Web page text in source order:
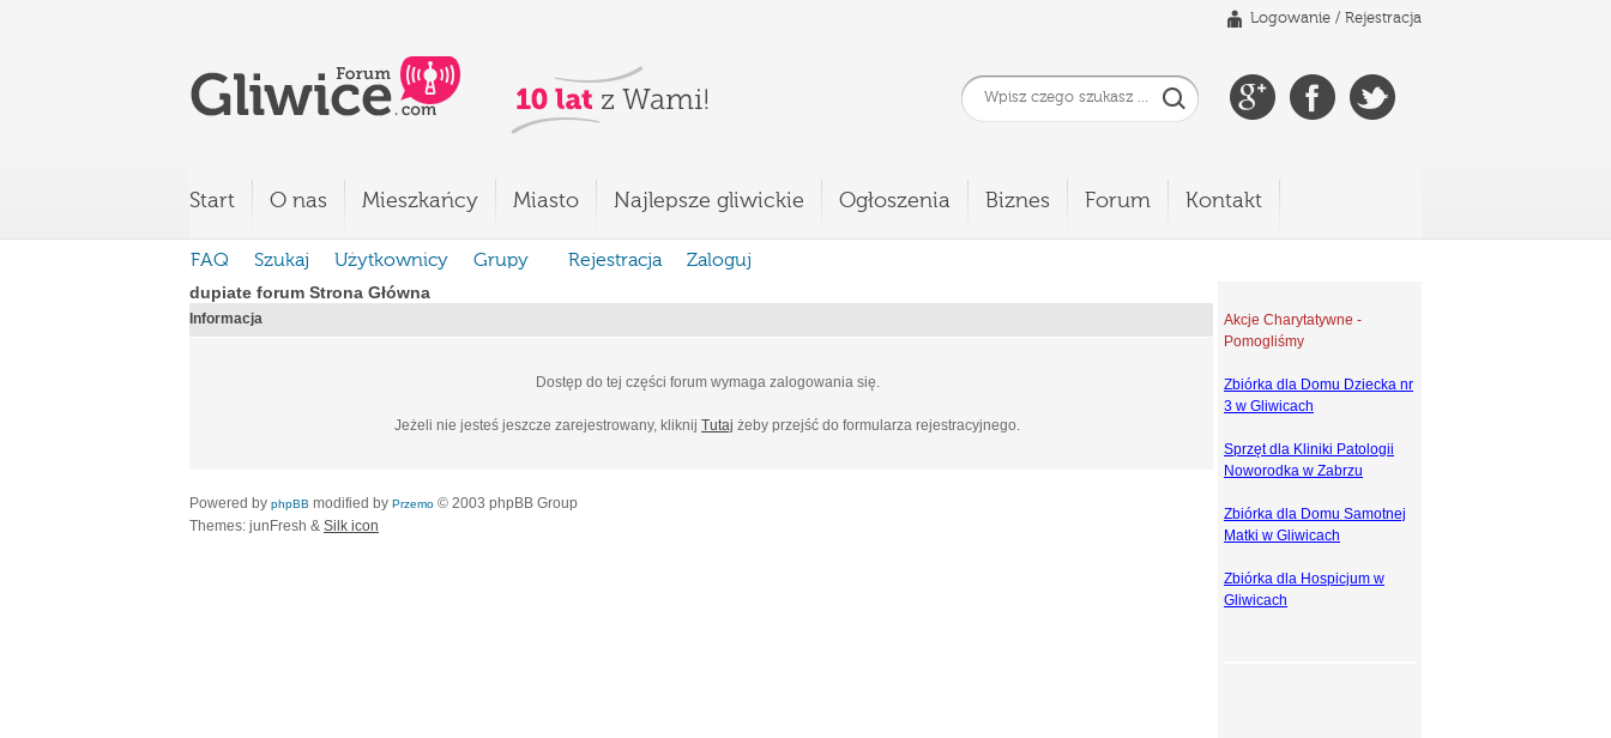
Logowanie / Rejestracja
Start O nas Mieszkańcy Miasto Najlepsze gliwickie Ogłoszenia Biznes Forum Kontakt
FAQ Szukaj Użytkownicy Grupy Rejestracja
Zaloguj
dupiate forum Strona Główna
Informacja
Dostęp do tej części forum wymaga zalogowania się.
Jeżeli nie jesteś jeszcze zarejestrowany, kliknij Tutaj żeby przejść do formularza rejestracyjnego.
Powered by phpBB modified by Przemo © 2003 phpBB Group
Themes: junFresh & Silk icon
Akcje Charytatywne -
Pomogliśmy
Zbiórka dla Domu Dziecka nr
3 w Gliwicach
Sprzęt dla Kliniki Patologii
Noworodka w Zabrzu
Zbiórka dla Domu Samotnej
Matki w Gliwicach
Zbiórka dla Hospicjum w
Gliwicach